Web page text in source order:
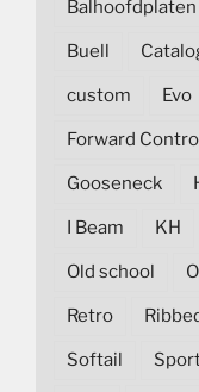
Balhoofdplaten
Buell
custom Evo
Forward
Gooseneck
I Beam KH
Old school
Retro
Softail